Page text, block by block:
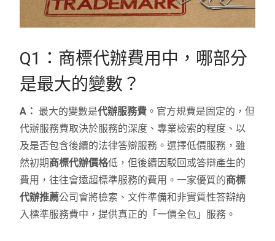
Q1：商標代辦費用中，哪部分
是最大的變數？
A： 最大的變數是代辦服務費 。官方規費是固定的，但
代辦服務費取決於服務的深度、專業檢索的程度、以
及是否包含後續的法律答辯服務。選擇低價服務，雖
然初期商標代辦價格低，但後續因駁回或答辯產生的
費用，往往會遠超標準服務的費用。一家優質的商標
代辦推薦公司會將檢索、文件準備和非實質性答辯納
入標準服務費中，提供真正的「一價全包」服務。